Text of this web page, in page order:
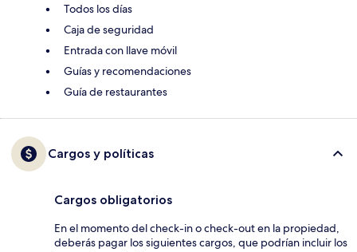
Todos los días
Caja de seguridad
Entrada con llave móvil
Guías y recomendaciones
Guía de restaurantes
Cargos y políticas
Cargos obligatorios
En el momento del check-in o check-out en la propiedad,
deberás pagar los siguientes cargos, que podrían incluir los